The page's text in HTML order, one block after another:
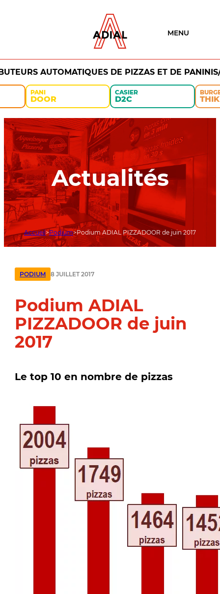
MENU
AUTOMATIQUES DE PIZZAS ET DE
PANI
DOOR
CASIER
D2C THIK
Actualités
Accueil Podium Podium ADIAL PIZZADOOR de juin 2017
PODIUM 8 JUILLET 2017
Podium ADIAL
PIZZADOOR de juin
2017
Le top 10 en nombre de pizzas